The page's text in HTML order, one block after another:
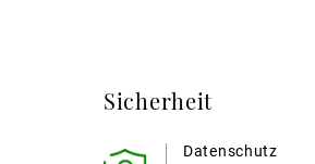
Sicherheit
Datenschutz